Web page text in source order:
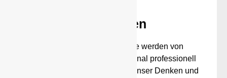
Schweißen
Sämtliche Arbeitsprozesse werden von
unserem fachkundigen Personal professionell
und schnell durchgeführt. All unser Denken und